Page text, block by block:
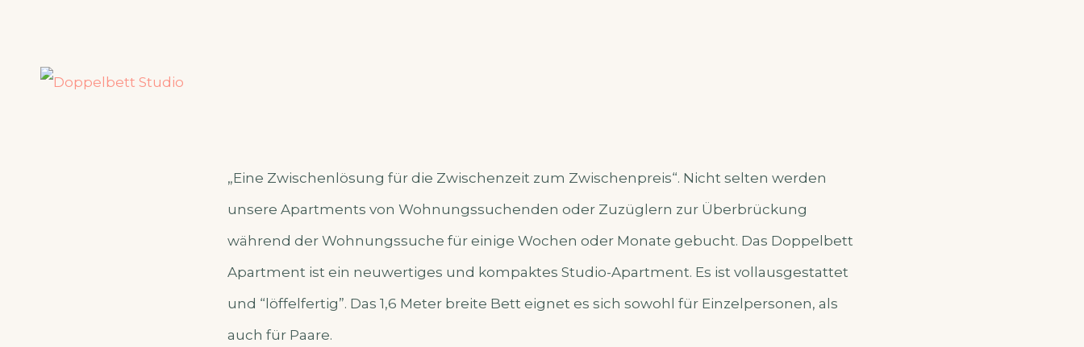
„Eine Zwischenlösung für die Zwischenzeit zum Zwischenpreis“. Nicht selten werden
unsere Apartments von Wohnungssuchenden oder Zuzüglern zur Überbrückung
während der Wohnungssuche für einige Wochen oder Monate gebucht. Das Doppelbett
Apartment ist ein neuwertiges und kompaktes Studio-Apartment. Es ist vollausgestattet
und “löffelfertig”. Das 1,6 Meter breite Bett eignet es sich sowohl für Einzelpersonen, als
auch für Paare.